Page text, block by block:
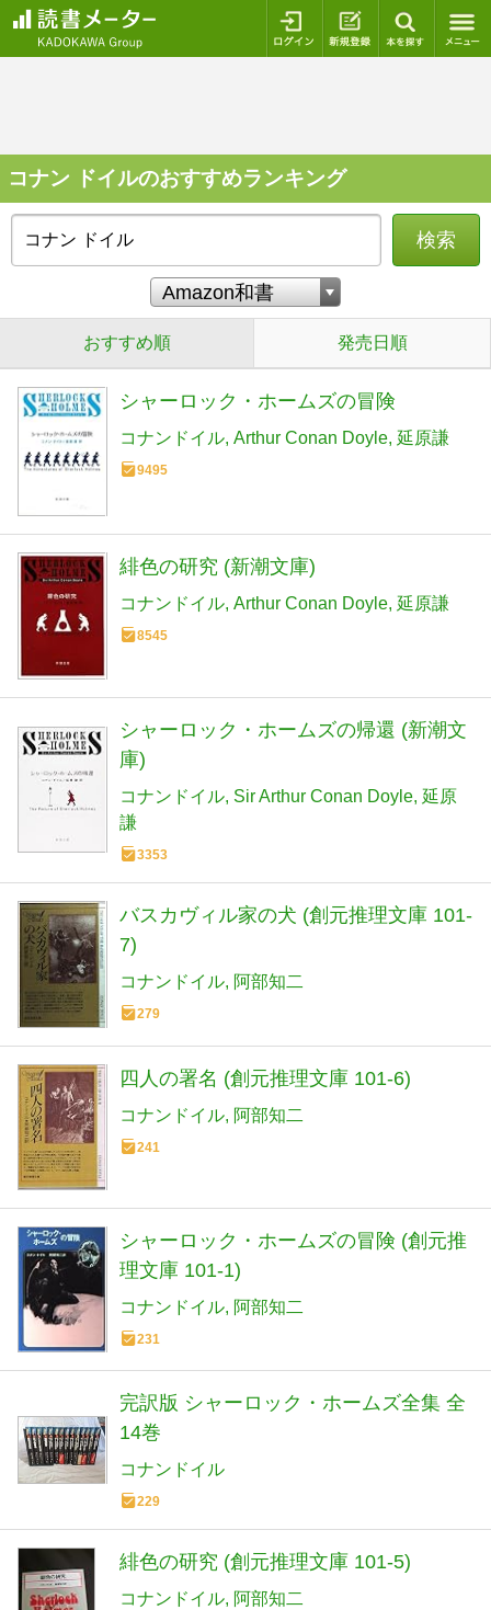
ログイン 新規登録
コナン ドイルのおすすめランキング
検索
おすすめ順 発売日順
シャーロック・ホームズの冒険
コナンドイル Arthur Conan Doyle 延原謙
9495
緋色の研究 (新潮文庫)
コナンドイル Arthur Conan Doyle 延原謙
8545
シャーロック・ホームズの帰還 (新潮文
庫)
コナンドイル Sir Arthur Conan Doyle 延原
謙
3353
バスカヴィル家の犬 (創元推理文庫 101-
7)
コナンドイル 阿部知二
279
四人の署名 (創元推理文庫 101-6)
コナンドイル 阿部知二
241
シャーロック・ホームズの冒険 (創元推
理文庫 101-1)
コナンドイル 阿部知二
231
完訳版 シャーロック・ホームズ全集 全
14巻
コナンドイル
229
緋色の研究 (創元推理文庫 101-5)
コナンドイル 阿部知二